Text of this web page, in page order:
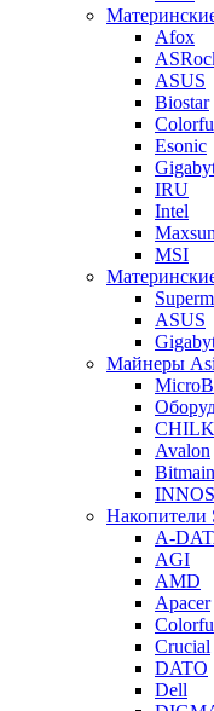
Afox
ASUS
Biostar
Esonic
IRU
Intel
Maxsun
MSI
ASUS
Майнеры
Avalon
Bitmain
Накопители
A-
AGI
AMD
Apacer
Crucial
DATO
Dell